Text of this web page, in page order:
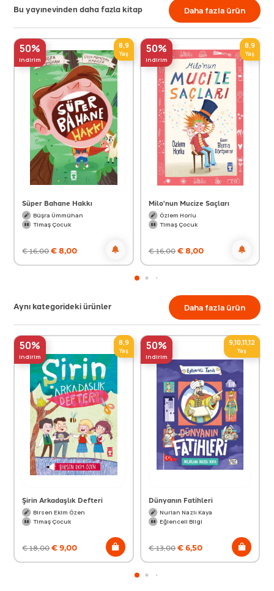
Bu yayınevinden daha fazla kitap Daha fazla ürün
50%
indirim
8,9
Yaş
Süper Bahane Hakkı
Büşra Ümmühan
Timaş Çocuk
€16,00€8,00
50%
indirim
8,9
Yaş
Milo'nun Mucize Saçları
Özlem Horlu
Timaş Çocuk
€16,00€8,00
Aynı kategorideki ürünler Daha fazla ürün
50%
indirim
8,9
Yaş
Şirin Arkadaşlık Defteri
Birsen Ekim Özen
Timaş Çocuk
€18,00€9,00
50%
indirim
9,10,11,12
Yaş
Dünyanın Fatihleri
Nurlan Nazlı Kaya
Eğlenceli Bilgi
€13,00€6,50